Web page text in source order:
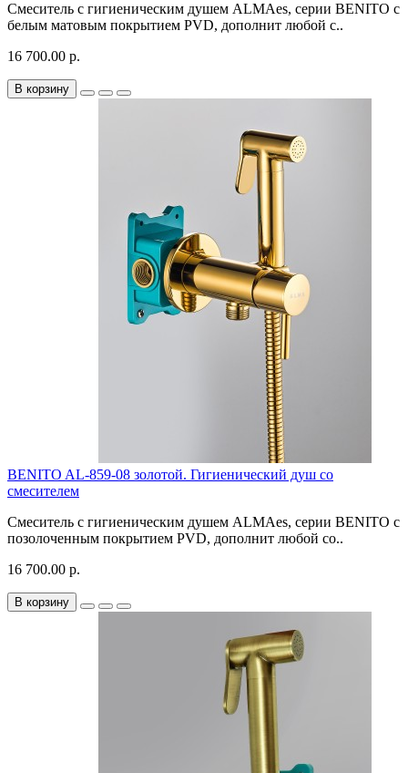
Смеситель с гигиеническим душем ALMAes, серии BENITO с
белым матовым покрытием PVD, дополнит любой с..
16 700.00 р.
В корзину
BENITO AL-859-08 золотой. Гигиенический душ со
смесителем
Смеситель с гигиеническим душем ALMAes, серии BENITO с
позолоченным покрытием PVD, дополнит любой со..
16 700.00 р.
В корзину